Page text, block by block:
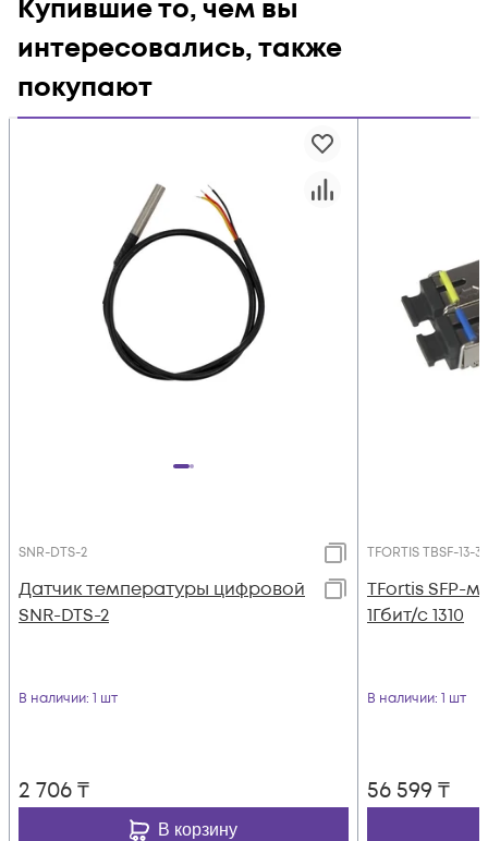
Купившие то, чем вы
интересовались, также
покупают
SNR-DTS-2
Датчик температуры цифровой
SNR-DTS-2
В наличии: 1 шт
2 706₸
В корзину
TFORTIS TBSF-13-
TFortis SFP-
1Гбит/с 1310
В наличии: 1 шт
56 599 ₸